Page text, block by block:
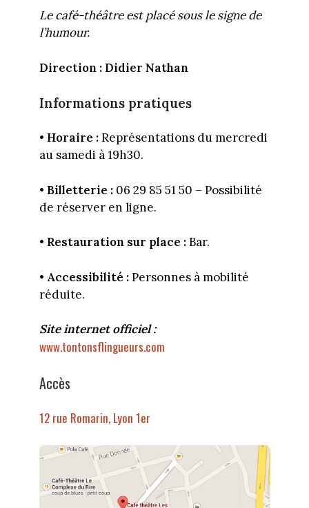
Le café-théâtre est placé sous le signe de
l’humour.
Direction : Didier Nathan
Informations pratiques
• Horaire :Représentations du mercredi
au samedi à 19h30.
• Billetterie :06 29 85 51 50 – Possibilité
de réserver en ligne.
• Restauration sur place :Bar.
• Accessibilité :Personnes à mobilité
réduite.
Site internet officiel :
www.tontonsflingueurs.com
Accès
12 rue Romarin, Lyon 1er